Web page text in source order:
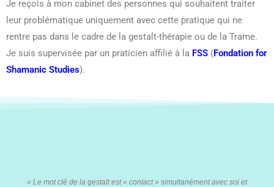
Je reçois à mon cabinet des personnes qui souhaitent traiter
leur problématique uniquement avec cette pratique qui ne
rentre pas dans le cadre de la gestalt-thérapie ou de la Trame.
Je suis supervisée par un praticien affilié à la FSS (Fondation for
Shamanic Studies).
« Le mot clé de la gestalt est « contact » simultanément avec soi et